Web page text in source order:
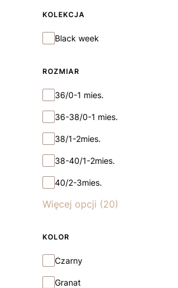
KOLEKCJA
Kolekcja
Black week
ROZMIAR
rozmiar
36/0-1 mies.
36-38/0-1 mies.
38/1-2mies.
38-40/1-2mies.
40/2-3mies.
Więcej opcji (20)
KOLOR
KolorCzarny
Granat